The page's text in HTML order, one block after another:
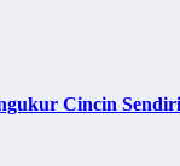
Cincin